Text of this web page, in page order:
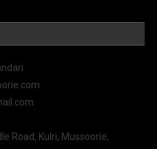
Road, Kulri, Mussoorie,